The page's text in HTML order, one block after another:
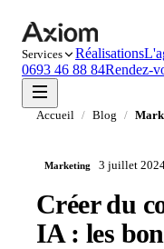
Services Réalisations
0693 46 88 84Rendez-
Accueil / Blog /
Marketing 3 juillet
Créer du
IA : les